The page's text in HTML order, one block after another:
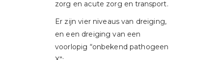
zorg en acute zorg en transport.
Er zijn vier niveaus van dreiging,
en een dreiging van een
voorlopig “onbekend pathogeen